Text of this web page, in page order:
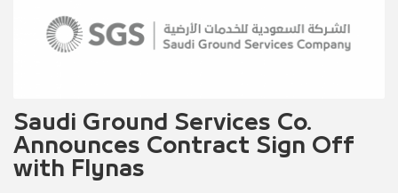
Saudi Ground Services Co.
Announces Contract Sign Off
with Flynas